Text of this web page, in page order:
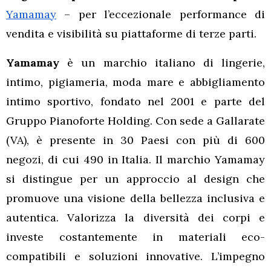
Yamamay – per l’eccezionale performance di
vendita e visibilità su piattaforme di terze parti.
Yamamay è un marchio italiano di lingerie,
intimo, pigiameria, moda mare e abbigliamento
intimo sportivo, fondato nel 2001 e parte del
Gruppo Pianoforte Holding. Con sede a Gallarate
(VA), è presente in 30 Paesi con più di 600
negozi, di cui 490 in Italia. Il marchio Yamamay
si distingue per un approccio al design che
promuove una visione della bellezza inclusiva e
autentica. Valorizza la diversità dei corpi e
investe costantemente in materiali eco-
compatibili e soluzioni innovative. L’impegno